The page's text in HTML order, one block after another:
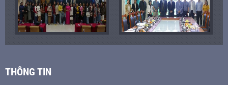
THÔNG TIN